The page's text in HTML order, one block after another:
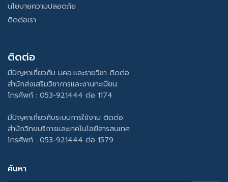
นโยบายความปลอดภัย
ติดต่อเรา
ติดต่อ
มีปัญหาเกี่ยวกับ มคอ.และรายวิชา ติดต่อ
สำนักส่งเสริมวิชาการและงานทะเบียน
โทรศัพท์ : 053-921444 ต่อ 1174
มีปัญหาเกี่ยวกับระบบการใช้งาน ติดต่อ
สำนักวิทยบริการและเทคโนโลยีสารสนเทศ
โทรศัพท์ : 053-921444 ต่อ 1579
ค้นหา